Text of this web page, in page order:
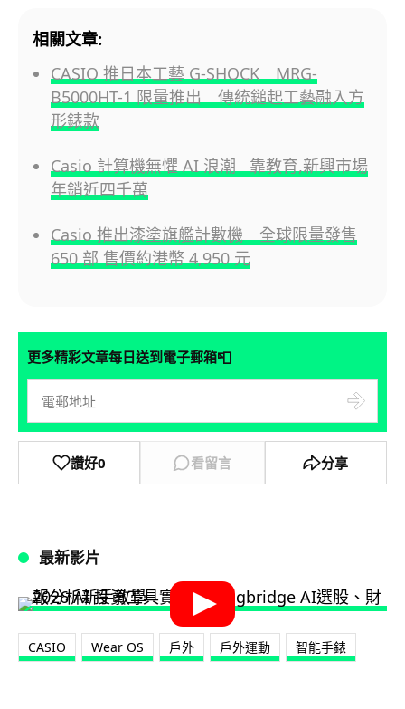
相關文章:
CASIO 推日本工藝 G-SHOCK MRG-
B5000HT-1 限量推出 傳統鎚起工藝融入方
形錶款
Casio 計算機無懼 AI 浪潮 靠教育,新興市場
年銷近四千萬
Casio 推出漆塗旗艦計數機 全球限量發售
650 部 售價約港幣 4,950 元
更多精彩文章每日送到電子郵箱📮
讚好0 看留言 分享
最新影片
CASIO Wear OS 戶外 戶外運動 智能手錶